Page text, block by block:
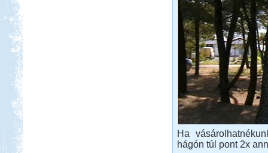
Ha
hágón túl pont 2x